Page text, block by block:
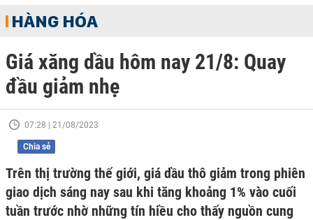
HÀNG HÓA
Giá xăng dầu hôm nay 21/8: Quay
đầu giảm nhẹ
07:28 | 21/08/2023
Chia sẻ
Trên thị trường thế giới, giá dầu thô giảm trong phiên
giao dịch sáng nay sau khi tăng khoảng 1% vào cuối
tuần trước nhờ những tín hiều cho thấy nguồn cung